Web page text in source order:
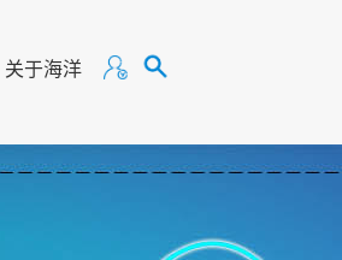
关于海洋